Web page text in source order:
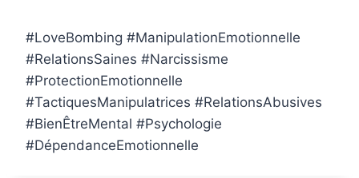
#LoveBombing #ManipulationEmotionnelle
#RelationsSaines #Narcissisme
#ProtectionEmotionnelle
#TactiquesManipulatrices #RelationsAbusives
#BienÊtreMental #Psychologie
#DépendanceEmotionnelle